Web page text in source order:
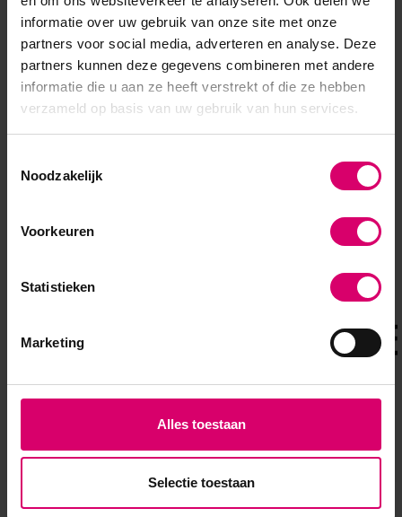
informatie over uw gebruik van onze site met onze
partners voor social media, adverteren en analyse. Deze
partners kunnen deze gegevens combineren met andere
informatie die u aan ze heeft verstrekt of die ze hebben
verzameld op basis van uw gebruik van hun services.
Noodzakelijk
Voorkeuren
Statistieken
Marketing
Alles toestaan
Selectie toestaan
Op voorraad
8,95 4,48
excl. btw
Op voorraad
8,95 4,48
excl. btw
Crystal Nails Florence Beauty and Nails